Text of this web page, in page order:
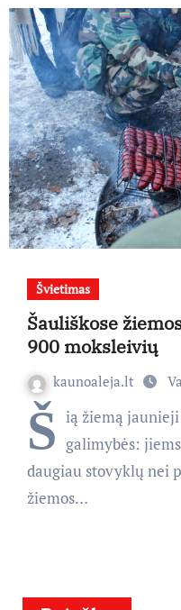
Švietimas
Šauliškose
900 moksleivių
kaunoaleja.lt
Š ią žiemą
galimybės:
daugiau stovyklų nei
žiemos…